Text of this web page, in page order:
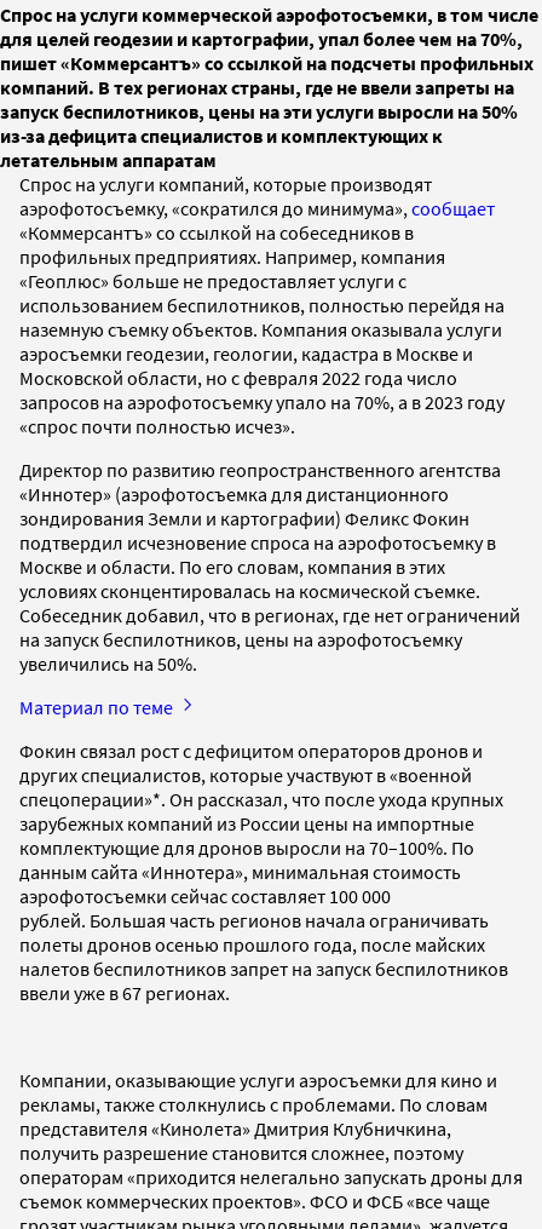
Спрос на услуги коммерческой аэрофотосъемки, в том числе
для целей геодезии и картографии, упал более чем на 70%,
пишет «Коммерсантъ» со ссылкой на подсчеты профильных
компаний. В тех регионах страны, где не ввели запреты на
запуск беспилотников, цены на эти услуги выросли на 50%
из-за дефицита специалистов и комплектующих к
летательным аппаратам
Спрос на услуги компаний, которые производят
аэрофотосъемку, «сократился до минимума», сообщает
«Коммерсантъ» со ссылкой на собеседников в
профильных предприятиях. Например, компания
«Геоплюс» больше не предоставляет услуги с
использованием беспилотников, полностью перейдя на
наземную съемку объектов. Компания оказывала услуги
аэросъемки геодезии, геологии, кадастра в Москве и
Московской области, но с февраля 2022 года число
запросов на аэрофотосъемку упало на 70%, а в 2023 году
«спрос почти полностью исчез».
Директор по развитию геопространственного агентства
«Иннотер» (аэрофотосъемка для дистанционного
зондирования Земли и картографии) Феликс Фокин
подтвердил исчезновение спроса на аэрофотосъемку в
Москве и области. По его словам, компания в этих
условиях сконцентировалась на космической съемке.
Собеседник добавил, что в регионах, где нет ограничений
на запуск беспилотников, цены на аэрофотосъемку
увеличились на 50%.
Материал по теме
Фокин связал рост с дефицитом операторов дронов и
других специалистов, которые участвуют в «военной
спецоперации»*. Он рассказал, что после ухода крупных
зарубежных компаний из России цены на импортные
комплектующие для дронов выросли на 70–100%. По
данным сайта «Иннотера», минимальная стоимость
аэрофотосъемки сейчас составляет 100 000
рублей. Большая часть регионов начала ограничивать
полеты дронов осенью прошлого года, после майских
налетов беспилотников запрет на запуск беспилотников
ввели уже в 67 регионах.
Компании, оказывающие услуги аэросъемки для кино и
рекламы, также столкнулись с проблемами. По словам
представителя «Кинолета» Дмитрия Клубничкина,
получить разрешение становится сложнее, поэтому
операторам «приходится нелегально запускать дроны для
съемок коммерческих проектов». ФСО и ФСБ «все чаще